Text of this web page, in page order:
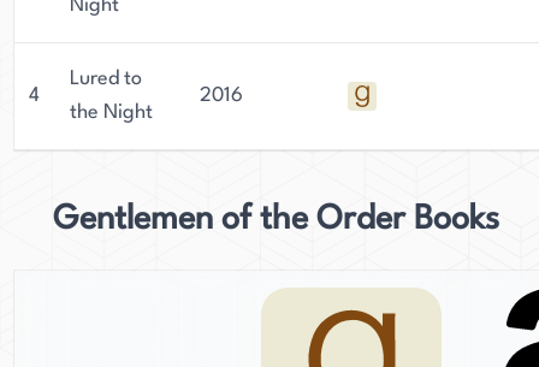
Night
4
Lured to
the Night
2016
Gentlemen of the Order Books